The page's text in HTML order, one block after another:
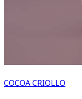
COCOA CRIOLLO